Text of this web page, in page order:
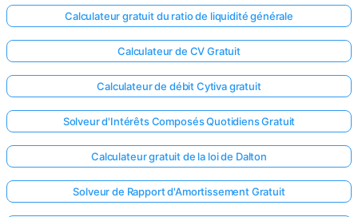
Calculateur gratuit du ratio de liquidité générale
Calculateur de CV Gratuit
Calculateur de débit Cytiva gratuit
Solveur d'Intérêts Composés Quotidiens Gratuit
Calculateur gratuit de la loi de Dalton
Solveur de Rapport d'Amortissement Gratuit